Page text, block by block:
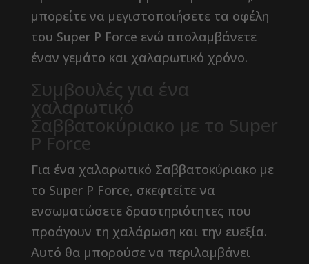
μπορείτε να μεγιστοποιήσετε τα οφέλη
του Super P Force ενώ απολαμβάνετε
έναν γεμάτο και χαλαρωτικό χρόνο.
Συμβουλές για ένα
χαλαρωτικό
Σαββατοκύριακο με το Super
P Force
Για ένα χαλαρωτικό Σαββατοκύριακο με
το Super P Force, σκεφτείτε να
ενσωματώσετε δραστηριότητες που
προάγουν τη χαλάρωση και την ευεξία.
Αυτό θα μπορούσε να περιλαμβάνει